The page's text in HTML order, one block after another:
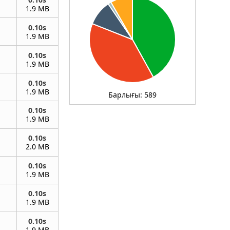
Барлығы: 589
1.9 MB
0.10s
1.9 MB
0.10s
1.9 MB
0.10s
1.9 MB
0.10s
1.9 MB
0.10s
2.0 MB
0.10s
1.9 MB
0.10s
1.9 MB
0.10s